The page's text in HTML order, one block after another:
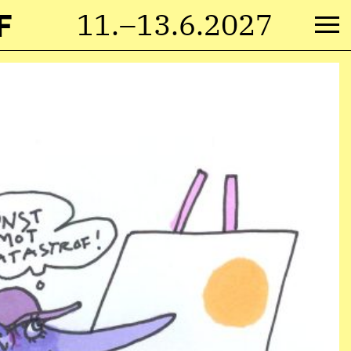
11.–13.6.2027